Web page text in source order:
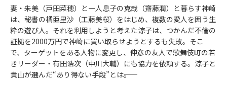
妻・朱美（戸田菜穂）と一人息子の克哉（齋藤潤）と暮らす神崎
は、秘書の橘亜里沙（工藤美桜）をはじめ、複数の愛人を囲う生
粋の遊び人。それを利用しようと考えた涼子は、つかんだ不倫の
証拠を2000万円で神崎に買い取らせようとするも失敗。そこ
で、ターゲットをある人物に変更し、伸彦の友人で歌舞伎町の若
きリーダー・有田浩次（中川大輔）にも協力を依頼する。涼子と
貴山が選んだ“あり得ない手段”とは――。